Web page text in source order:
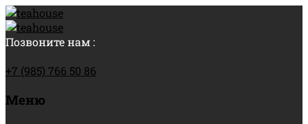
Позвоните нам :
+7 (985) 766 50 86
Меню